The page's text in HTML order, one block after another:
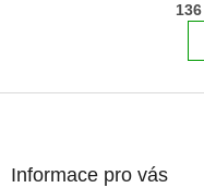
136
Informace pro vás